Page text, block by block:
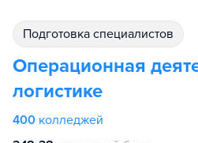
подготовка специалистов
Операционная
логистике
400 колледжей